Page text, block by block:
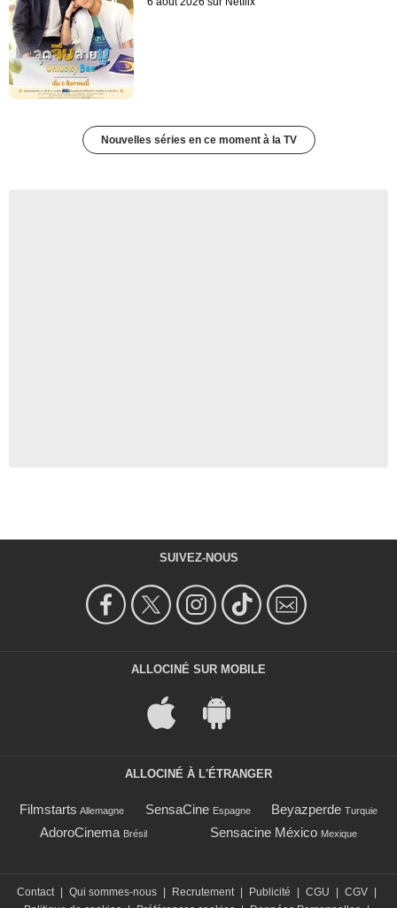
Nouvelles séries en ce moment à la TV
SUIVEZ-NOUS
ALLOCINÉ SUR MOBILE
ALLOCINÉ À L'ÉTRANGER
Filmstarts Allemagne SensaCine Espagne Beyazperde Turquie
AdoroCinema Brésil Sensacine México Mexique
Contact Qui sommes-nous Recrutement Publicité CGU CGV